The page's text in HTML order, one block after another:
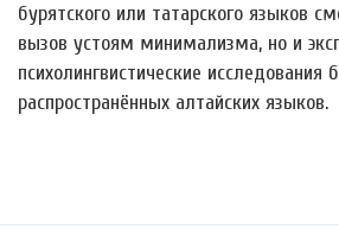
бурятского или татарского языков
вызов устоям минимализма, но и
психолингвистические исследования
распространённых алтайских языков.